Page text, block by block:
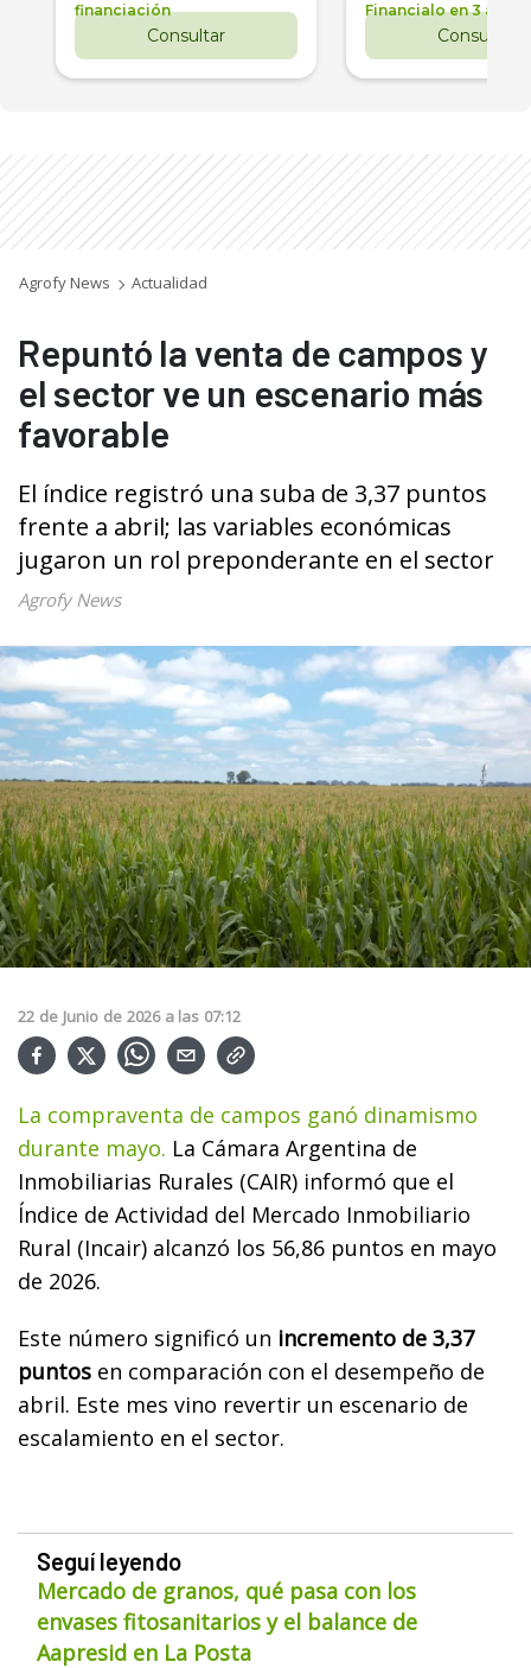
financiación
Consultar
Financialo en 3 años
Consultar
Agrofy News Actualidad
Repuntó la venta de campos y
el sector ve un escenario más
favorable
El índice registró una suba de 3,37 puntos
frente a abril; las variables económicas
jugaron un rol preponderante en el sector
Agrofy News
22 de Junio de 2026 a las 07:12
La compraventa de campos ganó dinamismo
durante mayo. La Cámara Argentina de
Inmobiliarias Rurales (CAIR) informó que el
Índice de Actividad del Mercado Inmobiliario
Rural (Incair) alcanzó los 56,86 puntos en mayo
de 2026.
Este número significó un incremento de 3,37
puntos en comparación con el desempeño de
abril. Este mes vino revertir un escenario de
escalamiento en el sector.
Seguí leyendo
Mercado de granos, qué pasa con los
envases fitosanitarios y el balance de
Aapresid en La Posta